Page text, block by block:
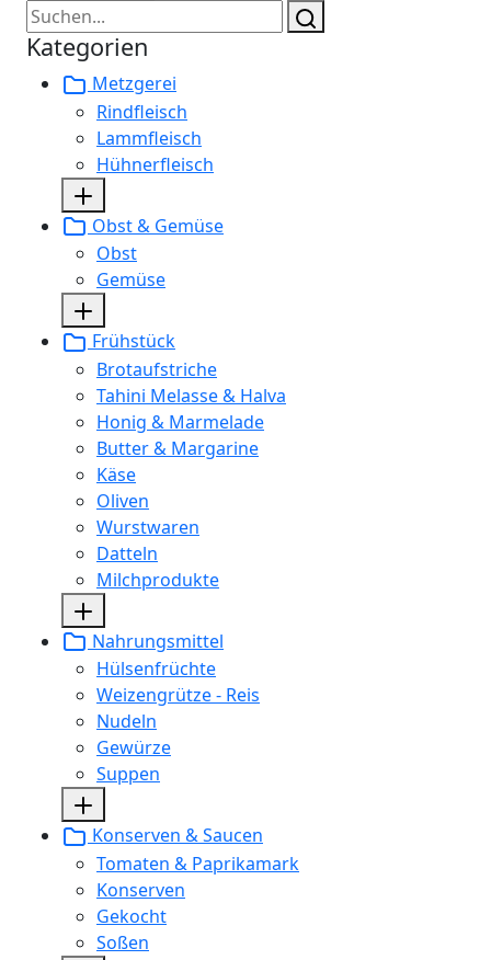
Kategorien
Metzgerei
Rindfleisch
Lammfleisch
Hühnerfleisch
Obst & Gemüse
Obst
Gemüse
Frühstück
Brotaufstriche
Tahini Melasse & Halva
Honig & Marmelade
Butter & Margarine
Käse
Oliven
Wurstwaren
Datteln
Milchprodukte
Nahrungsmittel
Hülsenfrüchte
Weizengrütze - Reis
Nudeln
Gewürze
Suppen
Konserven & Saucen
Tomaten & Paprikamark
Konserven
Gekocht
Soßen